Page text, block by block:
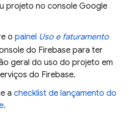
projeto no consoleGoogle
o painel Uso e faturamento
do Firebase para ter
geral do uso do projeto em
do Firebase.
a checklist de lançamento do
.